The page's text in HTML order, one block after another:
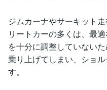
ジムカーナやサーキット
リートカーの多くは、最
を十分に調整していない
乗り上げてしまい、ショ
す。